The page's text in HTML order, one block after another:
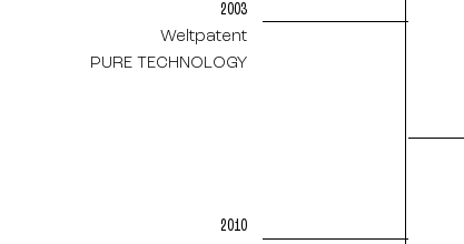
2003
Weltpatent
PURE TECHNOLOGY
2010